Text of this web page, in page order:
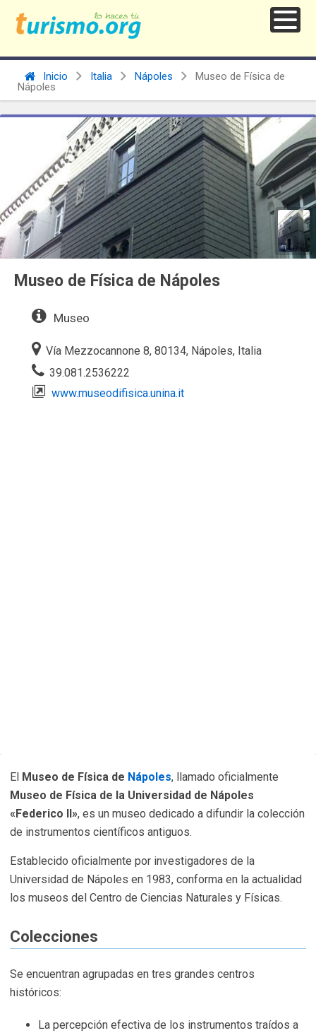
Inicio Italia Nápoles
Museo de Física de
Nápoles
Museo de Física de Nápoles
Museo
Vía Mezzocannone 8, 80134, Nápoles, Italia
39.081.2536222
www.museodifisica.unina.it
El Museo de Física de Nápoles, llamado oficialmente
Museo de Física de la Universidad de Nápoles
«Federico II», es un museo dedicado a difundir la colección
de instrumentos científicos antiguos.
Establecido oficialmente por investigadores de la
Universidad de Nápoles en 1983, conforma en la actualidad
los museos del Centro de Ciencias Naturales y Físicas.
Colecciones
Se encuentran agrupadas en tres grandes centros
históricos:
La percepción efectiva de los instrumentos traídos a